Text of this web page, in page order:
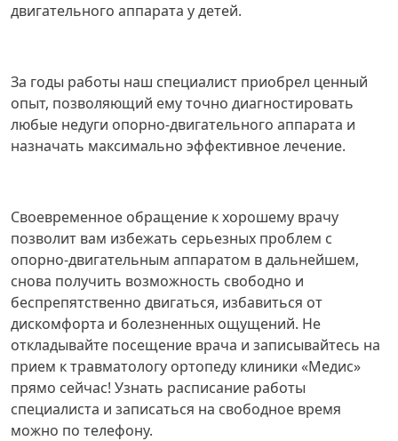
двигательного аппарата у детей.
За годы работы наш специалист приобрел ценный
опыт, позволяющий ему точно диагностировать
любые недуги опорно-двигательного аппарата и
назначать максимально эффективное лечение.
Своевременное обращение к хорошему врачу
позволит вам избежать серьезных проблем с
опорно-двигательным аппаратом в дальнейшем,
снова получить возможность свободно и
беспрепятственно двигаться, избавиться от
дискомфорта и болезненных ощущений. Не
откладывайте посещение врача и записывайтесь на
прием к травматологу ортопеду клиники «Медис»
прямо сейчас! Узнать расписание работы
специалиста и записаться на свободное время
можно по телефону.